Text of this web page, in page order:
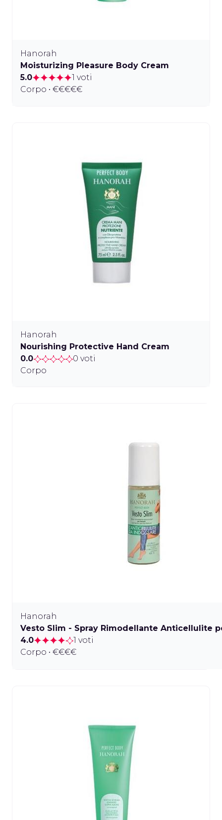
Hanorah
Moisturizing Pleasure Body Cream
5.0
1 voti
Corpo • €€€€€
Hanorah
Nourishing Protective Hand Cream
0.0
0 voti
Corpo
Hanorah
Vesto Slim - Spray Rimodellante Anticellulite
4.0
1 voti
Corpo • €€€€